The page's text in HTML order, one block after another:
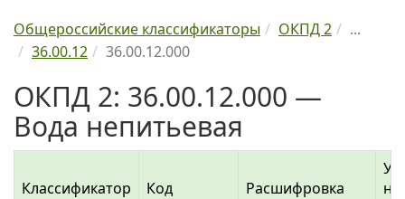
Общероссийские классификаторы ОКПД 2
...
36.00.12
36.00.12.000
ОКПД 2: 36.00.12.000 —
Вода непитьевая
Классификатор Код Расшифровка